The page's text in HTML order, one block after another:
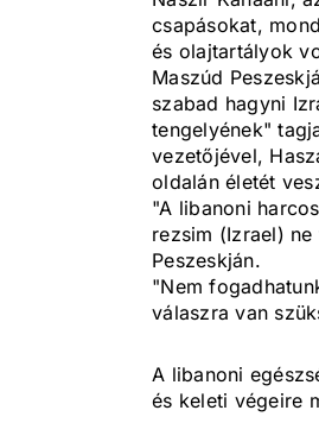
csapásokat,
és olajtartályok
Maszúd
szabad hagyni
tengelyének"
vezetőjével,
oldalán életét
"A libanoni
rezsim (Izrael)
Peszeskján.
"Nem
válaszra van
A libanoni
és keleti végeire